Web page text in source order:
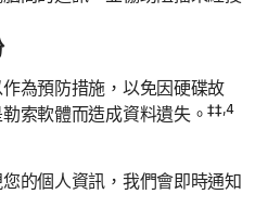
為預防措施，以免因硬碟故
索軟體而造成資料遺失。‡‡,4
的個人資訊，我們會即時通知